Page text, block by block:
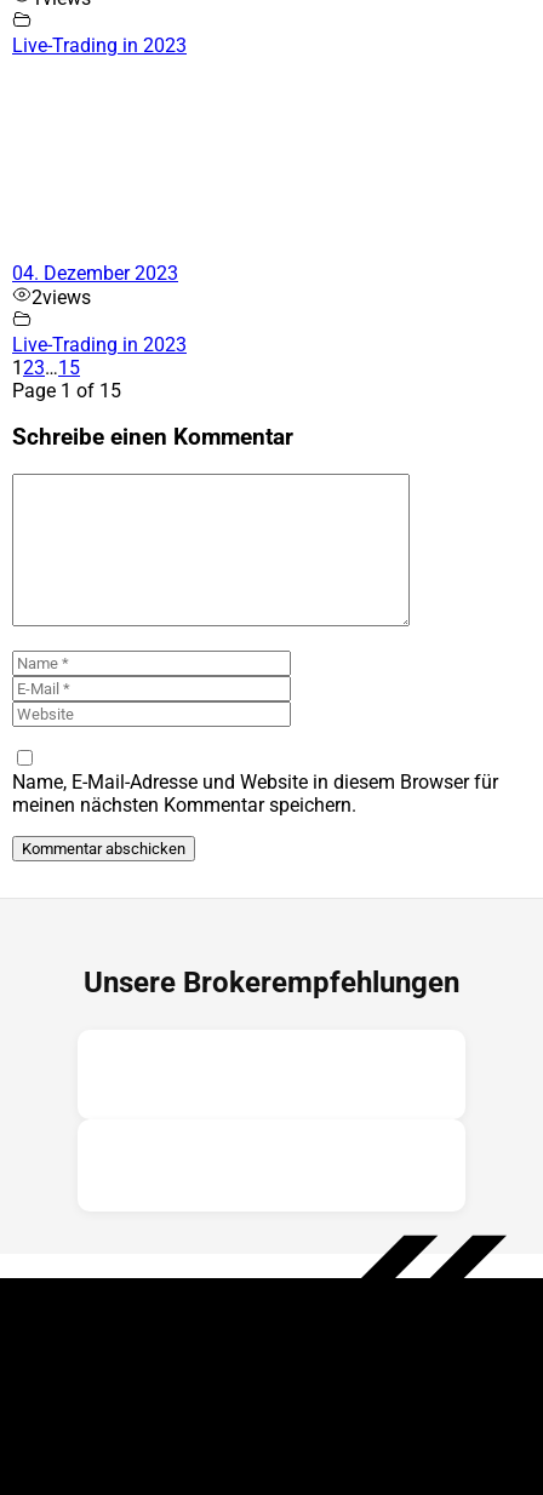
Live-Trading in 2023
04. Dezember 2023
2views
Live-Trading in 2023
123…15
Page 1 of 15
Schreibe einen Kommentar
Name
Mail
Name, E-Mail-Adresse und Website in diesem Browser für
meinen nächsten Kommentar speichern.
Unsere Brokerempfehlungen